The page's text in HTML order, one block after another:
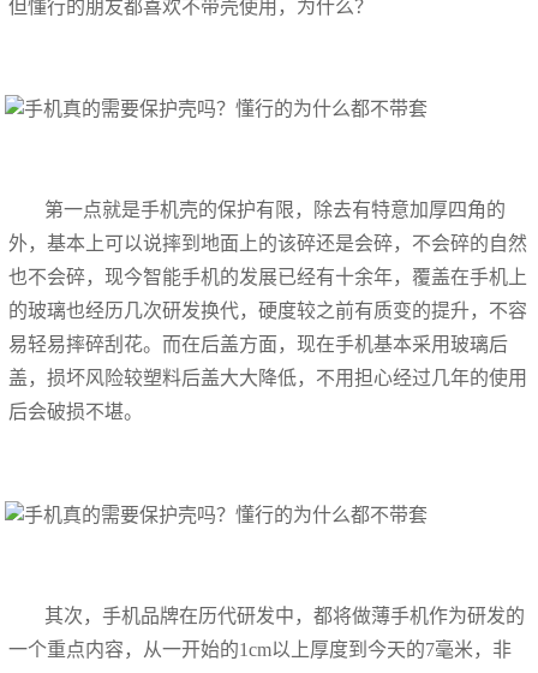
但懂行的朋友都喜欢不带壳使用，为什么？
第一点就是手机壳的保护有限，除去有特意加厚四角的
外，基本上可以说摔到地面上的该碎还是会碎，不会碎的自然
也不会碎，现今智能手机的发展已经有十余年，覆盖在手机上
的玻璃也经历几次研发换代，硬度较之前有质变的提升，不容
易轻易摔碎刮花。而在后盖方面，现在手机基本采用玻璃后
盖，损坏风险较塑料后盖大大降低，不用担心经过几年的使用
后会破损不堪。
其次，手机品牌在历代研发中，都将做薄手机作为研发的
一个重点内容，从一开始的1cm以上厚度到今天的7毫米，非